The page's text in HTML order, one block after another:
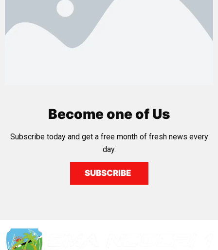
Become one of Us
Subscribe today and get a free month of fresh news every
day.
SUBSCRIBE